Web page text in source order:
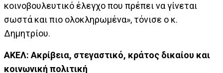
κοινοβουλευτικό έλεγχο που πρέπει να γίνεται
σωστά και πιο ολοκληρωμένα», τόνισε ο κ.
Δημητρίου.
ΑΚΕΛ: Ακρίβεια, στεγαστικό, κράτος δικαίου και
κοινωνική πολιτική